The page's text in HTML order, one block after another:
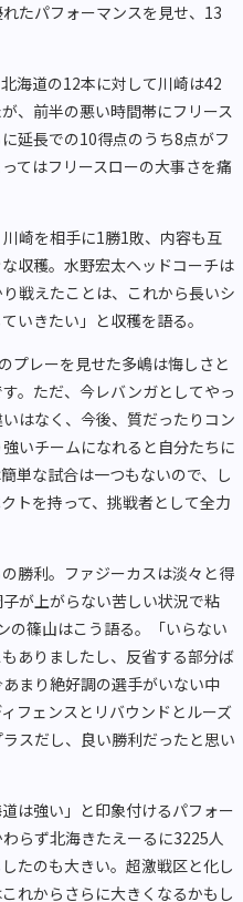
たパフォーマンスを見せ、13
海道の12本に対して川崎は42
、前半の悪い時間帯にフリース
延長での10得点のうち8点がフ
てはフリースローの大事さを痛
崎を相手に1勝1敗、内容も互
収穫。水野宏太ヘッドコーチは
戦えたことは、これから長いシ
いきたい」と収穫を語る。
プレーを見せた多嶋は悔しさと
。ただ、今レバンガとしてやっ
はなく、今後、質だったりコン
いチームになれると自分たちに
単な試合は一つもないので、し
トを持って、挑戦者として全力
勝利。ファジーカスは淡々と得
が上がらない苦しい状況で粘
の篠山はこう語る。「いらない
ありましたし、反省する部分ば
まり絶好調の選手がいない中
フェンスとリバウンドとルーズ
スだし、良い勝利だったと思い
は強い」と印象付けるパフォー
らず北海きたえーるに3225人
たのも大きい。超激戦区と化し
れからさらに大きくなるかもし